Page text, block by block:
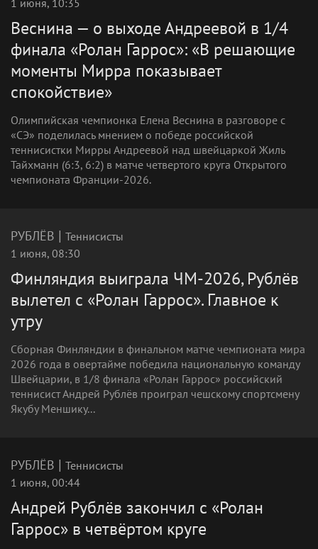
1 июня, 10:35
Веснина — о выходе Андреевой в 1/4
финала «Ролан Гаррос»: «В решающие
моменты Мирра показывает
спокойствие»
Олимпийская чемпионка Елена Веснина в разговоре с
«СЭ» поделилась мнением о победе российской
теннисистки Мирры Андреевой над швейцаркой Жиль
Тайхманн (6:3, 6:2) в матче четвертого круга Открытого
чемпионата Франции-2026.
РУБЛЁВ | Теннисисты
1 июня, 08:30
Финляндия выиграла ЧМ-2026, Рублёв
вылетел с «Ролан Гаррос». Главное к
утру
Сборная Финляндии в финальном матче чемпионата мира
2026 года в овертайме победила национальную команду
Швейцарии, в 1/8 финала «Ролан Гаррос» российский
теннисист Андрей Рублёв проиграл чешскому спортсмену
Якубу Меншику...
РУБЛЁВ | Теннисисты
1 июня, 00:44
Андрей Рублёв закончил с «Ролан
Гаррос» в четвёртом круге